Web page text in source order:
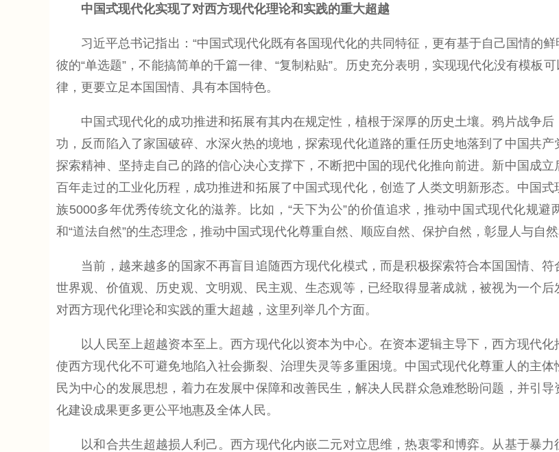
中国式现代化实现了对西方现代化理论和实践的重大超越
习近平总书记指出：“中国式现代化既有各国现代化的共同特征，更有基于自己国情的鲜
彼的“单选题”，不能搞简单的千篇一律、“复制粘贴”。历史充分表明，实现现代化没有模板
律，更要立足本国国情、具有本国特色。
中国式现代化的成功推进和拓展有其内在规定性，植根于深厚的历史土壤。鸦片战争后
功，反而陷入了家国破碎、水深火热的境地，探索现代化道路的重任历史地落到了中国共
探索精神、坚持走自己的路的信心决心支撑下，不断把中国的现代化推向前进。新中国成
百年走过的工业化历程，成功推进和拓展了中国式现代化，创造了人类文明新形态。中国
族5000多年优秀传统文化的滋养。比如，“天下为公”的价值追求，推动中国式现代化规
和“道法自然”的生态理念，推动中国式现代化尊重自然、顺应自然、保护自然，彰显人与自然
当前，越来越多的国家不再盲目追随西方现代化模式，而是积极探索符合本国国情、符
世界观、价值观、历史观、文明观、民主观、生态观等，已经取得显著成就，被视为一个
对西方现代化理论和实践的重大超越，这里列举几个方面。
以人民至上超越资本至上。西方现代化以资本为中心。在资本逻辑主导下，西方现代化
使西方现代化不可避免地陷入社会撕裂、治理失灵等多重困境。中国式现代化尊重人的主
民为中心的发展思想，着力在发展中保障和改善民生，解决人民群众急难愁盼问题，并引
化建设成果更多更公平地惠及全体人民。
以和合共生超越损人利己。西方现代化内嵌二元对立思维，热衷零和博弈。从基于暴力